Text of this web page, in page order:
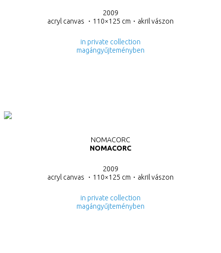
2009
acryl canvas ・110×125 cm・ akril vászon
in private collection
magángyűjteményben
NOMACORC
NOMACORC
2009
acryl canvas ・110×125 cm・ akril vászon
in private collection
magángyűjteményben